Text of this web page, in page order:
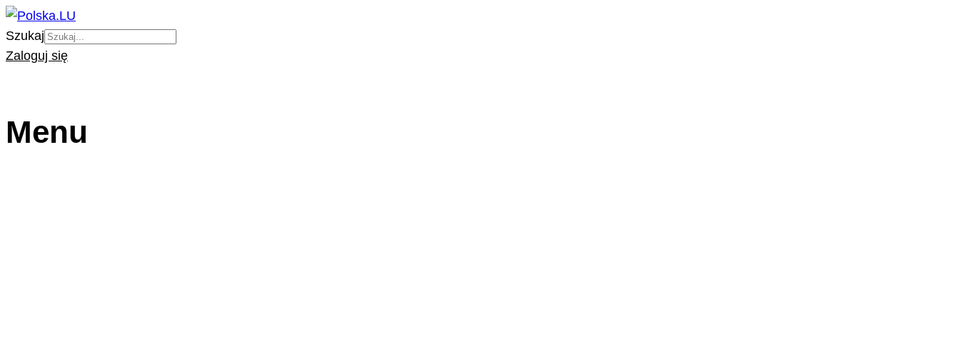
Szukaj
Zaloguj się
Menu